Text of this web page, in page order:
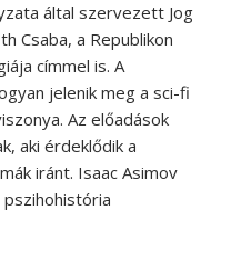
által szervezett Jog
Csaba, a Republikon
címmel is. A
jelenik meg a sci-fi
Az előadások
aki érdeklődik a
iránt. Isaac Asimov